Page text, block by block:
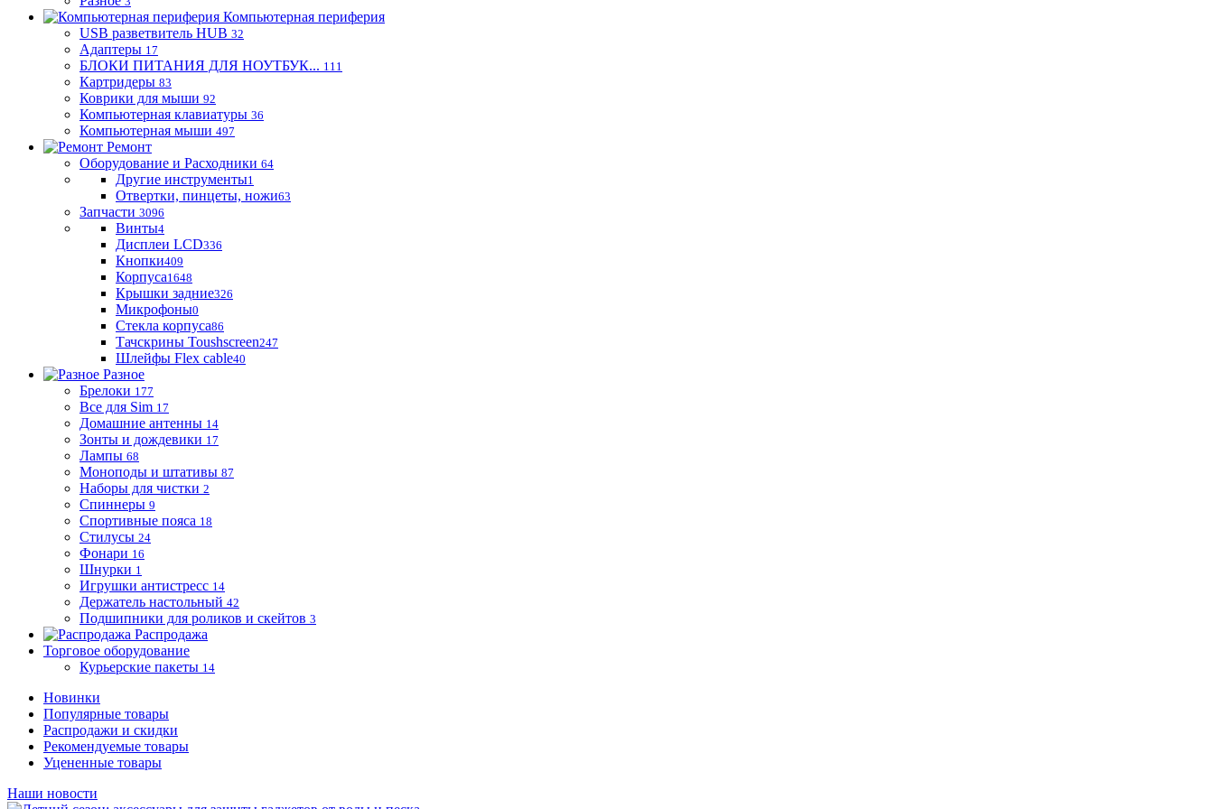
Компьютерная периферия
USB разветвитель HUB 32
Адаптеры 17
БЛОКИ ПИТАНИЯ ДЛЯ НОУТБУК... 111
Картридеры 83
Коврики для мыши 92
Компьютерная клавиатуры 36
Компьютерная мыши 497
Ремонт
Оборудование и Расходники 64
Другие инструменты1
Отвертки, пинцеты, ножи63
Запчасти 3096
Винты4
Дисплеи LCD336
Кнопки409
Корпуса1648
Крышки задние326
Микрофоны0
Стекла корпуса86
Тачскрины Toushscreen247
Шлейфы Flex cable40
Разное
Брелоки 177
Все для Sim 17
Домашние антенны 14
Зонты и дождевики 17
Лампы 68
Моноподы и штативы 87
Наборы для чистки 2
Спиннеры 9
Спортивные пояса 18
Стилусы 24
Фонари 16
Шнурки 1
Игрушки антистресс 14
Держатель настольный 42
Подшипники для роликов и скейтов 3
Распродажа
Торговое оборудование
Курьерские пакеты 14
Новинки
Популярные товары
Распродажи и скидки
Рекомендуемые товары
Уцененные товары
Наши новости